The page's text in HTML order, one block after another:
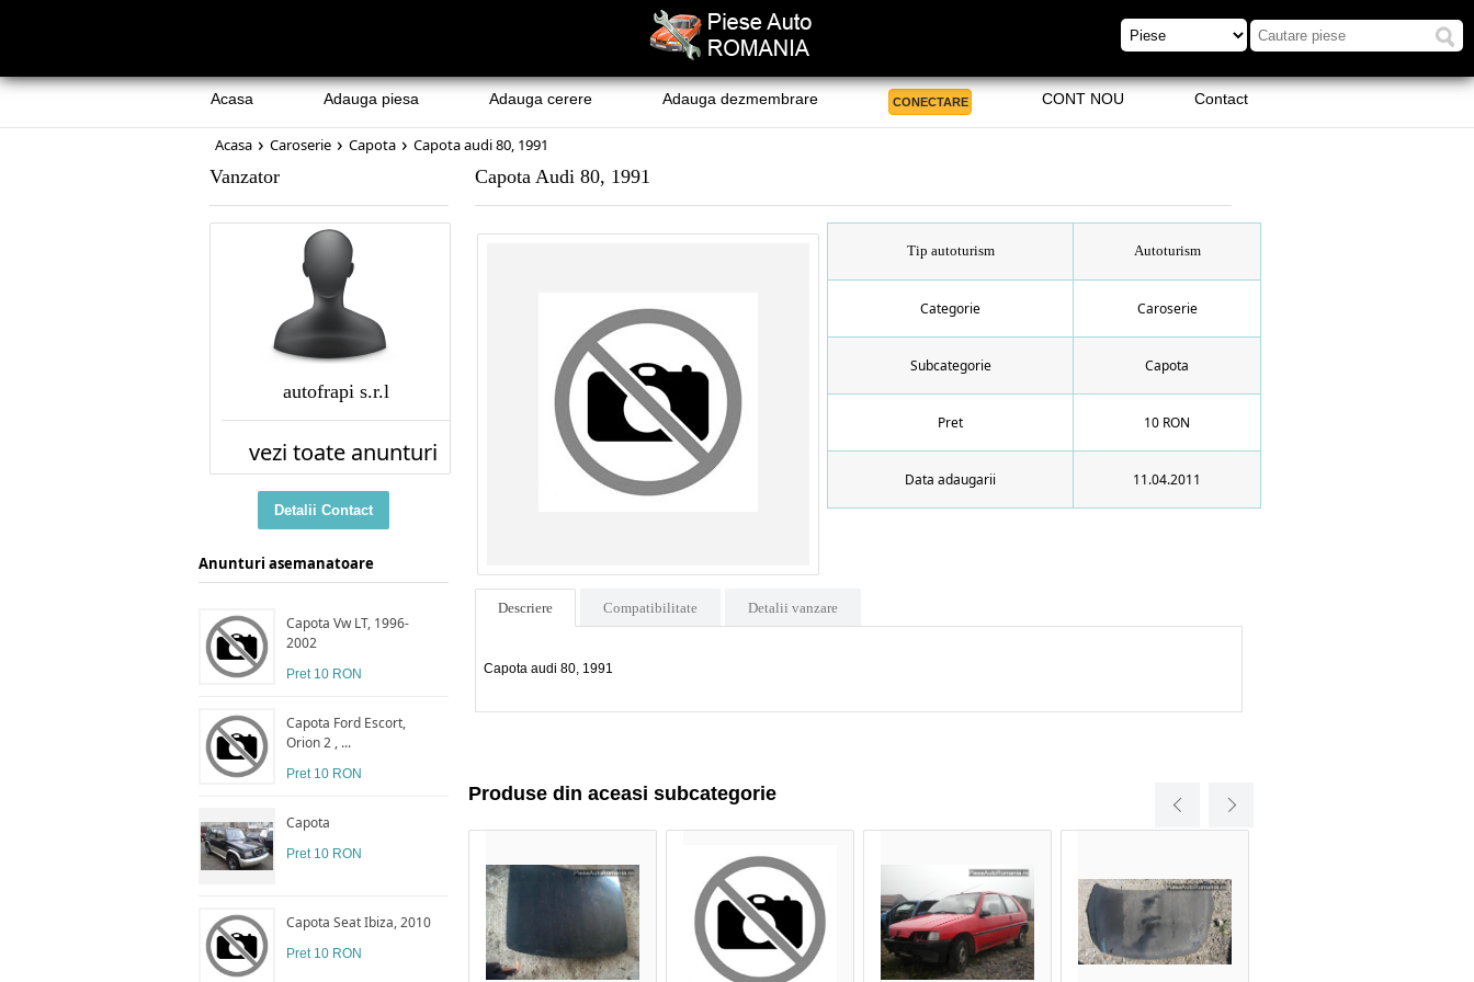
Acasa Adauga piesa Adauga cerere Adauga dezmembrare CONECTARE CONT NOU Contact
Acasa › Caroserie › Capota › Capota audi 80, 1991
Vanzator
autofrapi s.r.l
vezi toate anunturi
Detalii Contact
Anunturi asemanatoare
Capota Vw LT, 1996-
2002
Pret 10 RON
Capota Ford Escort,
Orion 2 , ...
Pret 10 RON
Capota
Pret 10 RON
Capota Seat Ibiza, 2010
Pret 10 RON
Capota Audi 80, 1991
Tip autoturism Autoturism
Categorie Caroserie
Subcategorie Capota
Pret 10 RON
Data adaugarii 11.04.2011
Descriere Compatibilitate Detalii vanzare
Capota audi 80, 1991
Produse din aceasi subcategorie